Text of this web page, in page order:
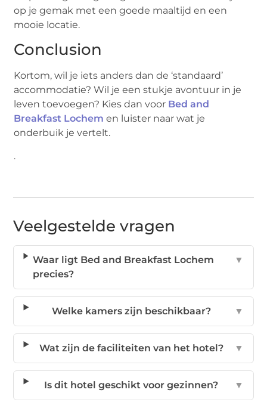
op je gemak met een goede maaltijd en een
mooie locatie.
Conclusion
Kortom, wil je iets anders dan de ‘standaard’
accommodatie? Wil je een stukje avontuur in je
leven toevoegen? Kies dan voor Bed and
Breakfast Lochem en luister naar wat je
onderbuik je vertelt.
.
Veelgestelde vragen
Waar ligt Bed and Breakfast Lochem
precies?
▼
Welke kamers zijn beschikbaar? ▼
Wat zijn de faciliteiten van het hotel? ▼
Is dit hotel geschikt voor gezinnen? ▼